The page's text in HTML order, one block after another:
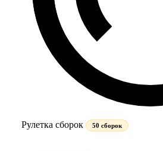
Рулетка сборок 50 сборок